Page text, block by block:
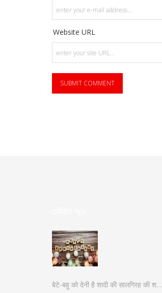
Website URL
बेटे-बहू को देनी है शादी की सालगिरह की श…